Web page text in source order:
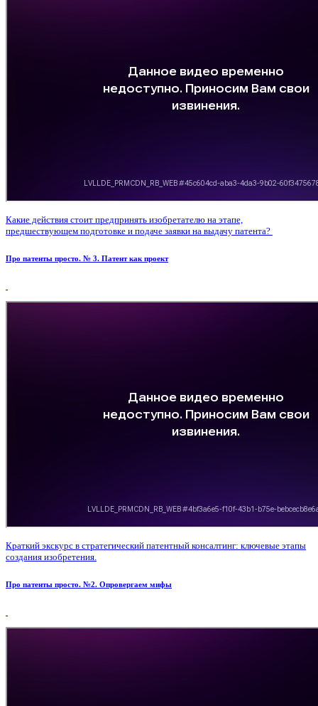
Какие действия стоит предпринять изобретателю на этапе,
предшествующем подготовке и подаче заявки на выдачу патента?
Про патенты просто. № 3. Патент как проект
Краткий экскурс в стратегический патентный консалтинг: ключевые этапы
создания изобретения.
Про патенты просто. №2. Опровергаем мифы